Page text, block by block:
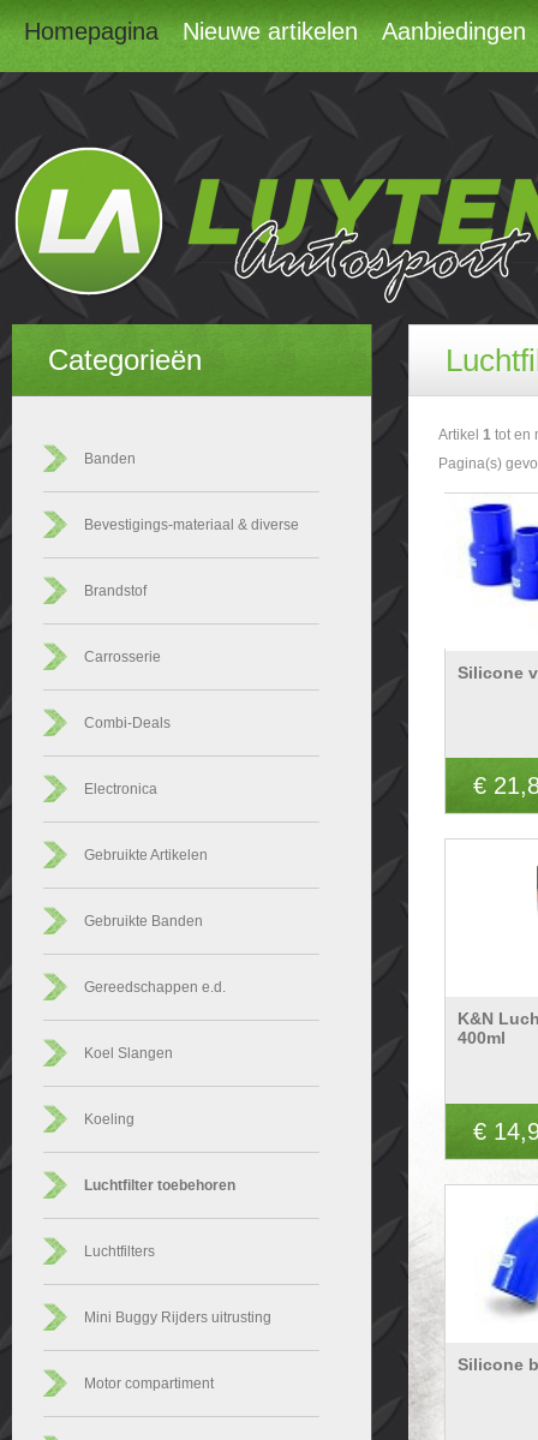
Homepagina Nieuwe artikelen Aanbiedingen
Categorieën
Banden
Bevestigings-materiaal & diverse
Brandstof
Carrosserie
Combi-Deals
Electronica
Gebruikte Artikelen
Gebruikte Banden
Gereedschappen e.d.
Koel Slangen
Koeling
Luchtfilter toebehoren
Luchtfilters
Mini Buggy Rijders uitrusting
Motor compartiment
Artikel 1 tot en
Pagina(s)
Silicone
€
K&N
400ml
€
Silicone